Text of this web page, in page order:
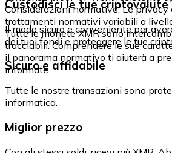
Considerazioni normative: Le
trattamenti normativi variabili a
Tutte le monete XMR sono
tracciabili. Comprendere le sue
il panorama normativo ti aiuterà a
informate.
Custodisci le tue criptovalute
Il modo sicuro e conveniente per
dei tuoi fondi e proteggere le tue
Sicuro e affidabile
Tutte le nostre transazioni sono
informatica.
Miglior prezzo